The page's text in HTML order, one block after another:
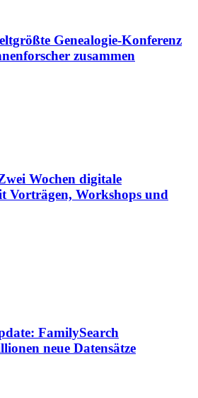
Genealogie-Konferenz
zusammen
Wochen digitale
Vorträgen, Workshops und
FamilySearch
neue Datensätze